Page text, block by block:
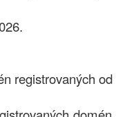
registrovaných